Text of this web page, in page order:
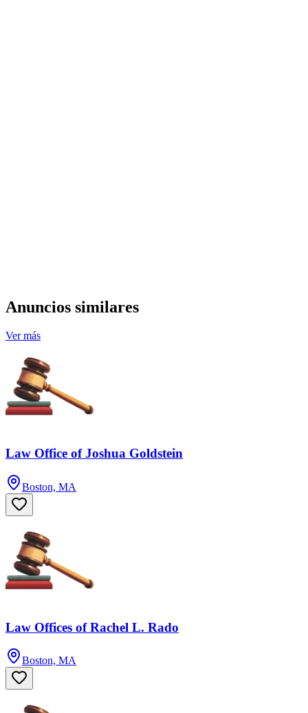
Anuncios similares
Ver más
Law Office of Joshua Goldstein
Boston, MA
Law Offices of Rachel L. Rado
Boston, MA